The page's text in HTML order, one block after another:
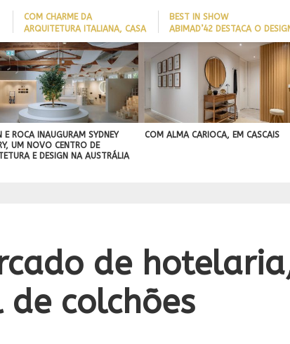
COM CHARME DA
ARQUITETURA ITALIANA, CASA
DE VILA COM 120M² GANHA
‘CARTÃO DE VISITAS’ COM
PAREDE DE TIJOLOS
APARENTES; CONFIRA
BEST IN SHOW
ABIMAD’42 DESTACA O
BRASILEIRO E REFORÇA SUA
NO MERCADO INTERNACIONAL
E ROCA INAUGURAM SYDNEY
UM NOVO CENTRO DE
E DESIGN NA AUSTRÁLIA
COM ALMA CARIOCA, EM CASCAIS
de
colchões